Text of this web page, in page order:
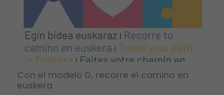
Con el modelo D, recorre el camino en
euskera